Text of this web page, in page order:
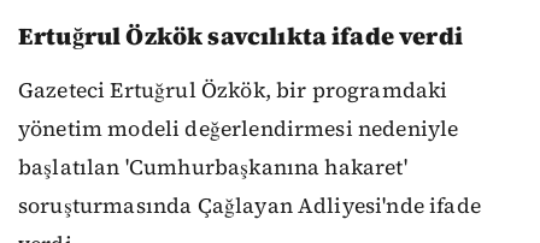
Ertuğrul Özkök savcılıkta ifade verdi
Gazeteci Ertuğrul Özkök, bir programdaki
yönetim modeli değerlendirmesi nedeniyle
başlatılan 'Cumhurbaşkanına hakaret'
soruşturmasında Çağlayan Adliyesi'nde ifade